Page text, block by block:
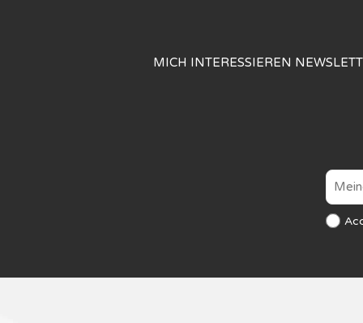
MICH INTERESSIEREN